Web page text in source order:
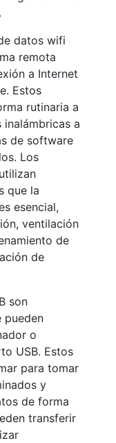
datos wifi
remota
a Internet
Estos
rutinaria a
inalámbricas a
de software
Los
que la
esencial,
ventilación
de
de
son
pueden
o
USB. Estos
para tomar
y
de forma
transferir